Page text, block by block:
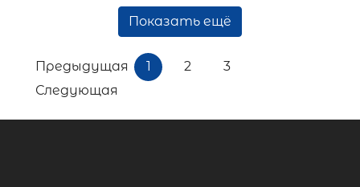
Показать ещё
Предыдущая 1 2
3
Следующая